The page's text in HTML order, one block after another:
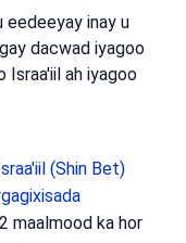
eedeeyay inay u
dacwad iyagoo
Israa'iil ah iyagoo
(Shin Bet)
2 maalmood ka hor